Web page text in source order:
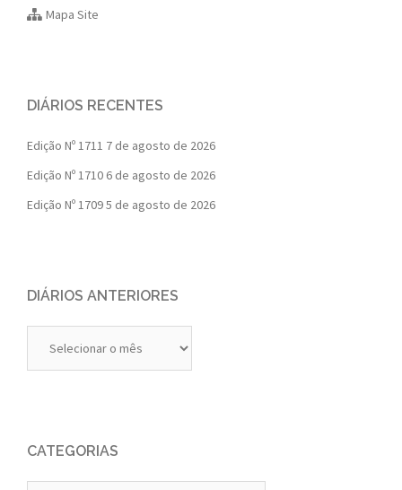
Mapa Site
DIÁRIOS RECENTES
Edição Nº 1711 7 de agosto de 2026
Edição Nº 1710 6 de agosto de 2026
Edição Nº 17095 de agosto de 2026
DIÁRIOS ANTERIORES
Anteriores
CATEGORIAS